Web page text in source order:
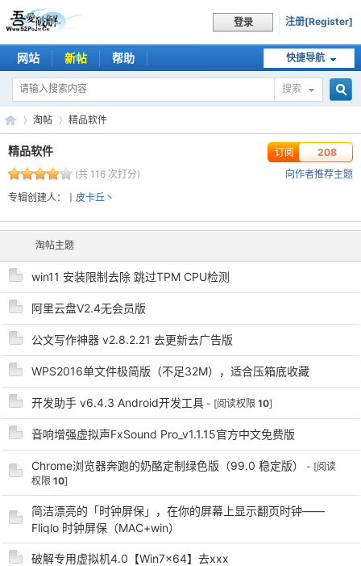
登录 注册[Register]
快捷导航
网站 新帖 帮助
搜索
索
破
淘帖 精品软件
精品软件 208
订阅
向作者推荐主题
(共 116 次打分)
专辑创建人：
丨皮卡丘丶
淘帖主题
win11 安装限制去除 跳过TPM CPU检测
阿里云盘V2.4无会员版
公文写作神器 v2.8.2.21 去更新去广告版
WPS2016单文件极简版（不足32M），适合压箱底收藏
开发助手 v6.4.3 Android开发工具 - [阅读权限 10]
音响增强虚拟声FxSound Pro_v1.1.15官方中文免费版
Chrome浏览器奔跑的奶酪定制绿色版（99.0 稳定版）
- [阅读
权限 10]
简洁漂亮的「时钟屏保」，在你的屏幕上显示翻页时钟——
Fliqlo 时钟屏保（MAC+win）
破解专用虚拟机4.0【Win7x64】去xxx